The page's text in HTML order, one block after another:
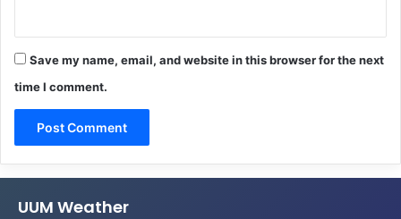
Save my name, email, and website in this browser for the next
time I comment.
UUM Weather